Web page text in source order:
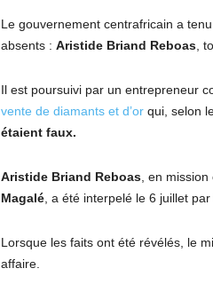
Le gouvernement centrafricain a
absents : Aristide Briand Reboas ,
Il est poursuivi par un entrepreneur
vente de diamants et d’or qui, selon
étaient faux.
Aristide Briand Reboas , en
Magalé , a été interpelé le 6 juillet
Lorsque les faits ont été révélés, le
affaire.